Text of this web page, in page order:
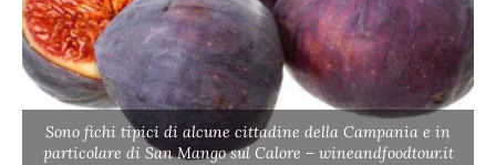
Sono fichi tipici di alcune cittadine della Campania e in
particolare di San Mango sul Calore – wineandfoodtour.it